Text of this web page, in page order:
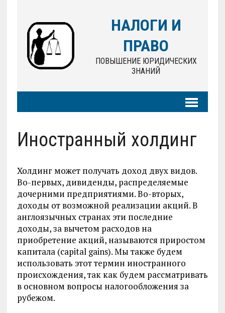
НАЛОГИ И
ПРАВО
ПОВЫШЕНИЕ ЮРИДИЧЕСКИХ
ЗНАНИЙ
Иностранный холдинг
Холдинг может получать доход двух видов.
Во-первых, дивиденды, распределяемые
дочерними предприятиями. Во-вторых,
доходы от возможной реализации акций. В
англоязычных странах эти последние
доходы, за вычетом расходов на
приобретение акций, называются приростом
капитала (capital gains). Мы также будем
использовать этот термин иностранного
происхождения, так как будем рассматривать
в основном вопросы налогообложения за
рубежом.